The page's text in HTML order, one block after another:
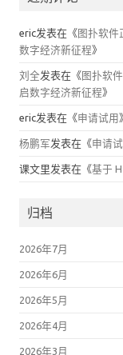
eric发表在《 图扑软件
数字经济新征程》
刘全发表在《 图扑软
启数字经济新征程》
eric发表在《申请试用 》
杨鹏军发表在《申请
课文里发表在《基于
归档
2026年7月
2026年6月
2026年5月
2026年4月
2026年3月